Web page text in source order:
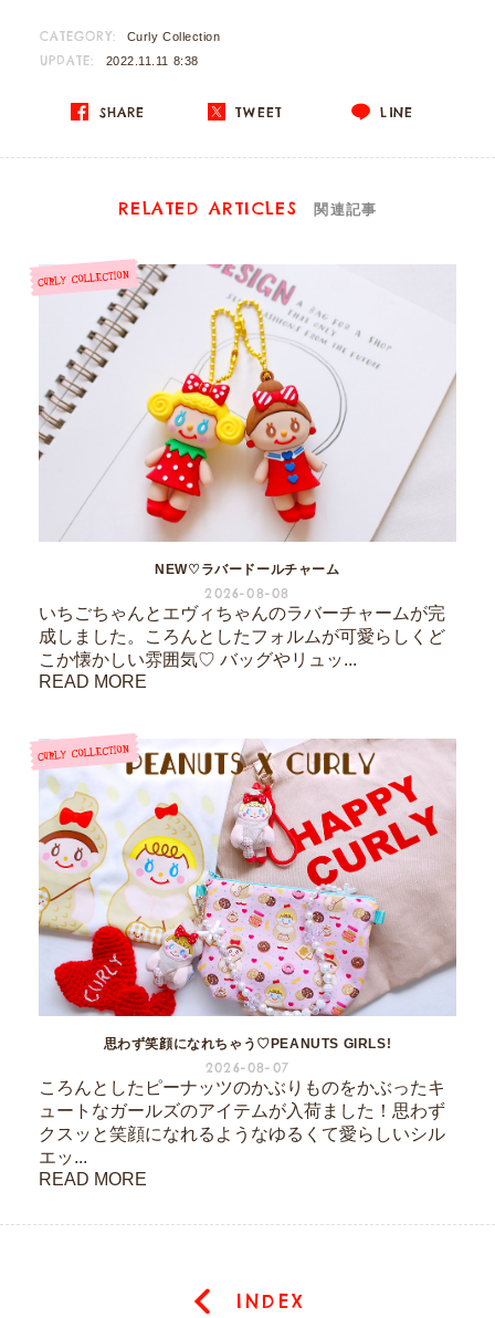
CATEGORY: Curly Collection
UPDATE: 2022.11.11 8:38
SHARE TWEET LINE
RELATED ARTICLES 関連記事
NEW♡ラバードールチャーム
2026-08-08
いちごちゃんとエヴィちゃんのラバーチャームが完
成しました。ころんとしたフォルムが可愛らしくど
こか懐かしい雰囲気♡ バッグやリュッ...
READ MORE
思わず笑顔になれちゃう♡PEANUTS GIRLS!
2026-08-07
ころんとしたピーナッツのかぶりものをかぶったキ
ュートなガールズのアイテムが入荷ました！思わず
クスッと笑顔になれるようなゆるくて愛らしいシル
エッ...
READ MORE
INDEX